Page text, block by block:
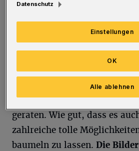
Fotograf Achim Otto hat sich
gemacht und auf seinem
Streifzug viele schöne
eingefangen. Das Eis auf dem
natürlich keinesfalls
Decke ist viel zu dünn. Es
Gefahr, einzubrechen und in
geraten. Wie gut, dass es
zahlreiche tolle
baumeln zu lassen. Die
Datenschutz
Einstellungen
Alle ablehnen
OK